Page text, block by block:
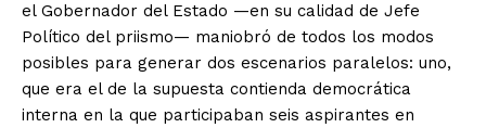
el Gobernador del Estado —en su calidad de Jefe
Político del priismo— maniobró de todos los modos
posibles para generar dos escenarios paralelos: uno,
que era el de la supuesta contienda democrática
interna en la que participaban seis aspirantes en